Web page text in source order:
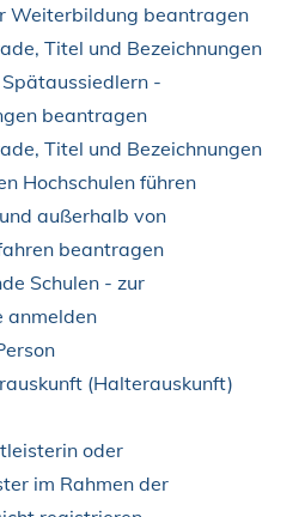
Weiterbildung beantragen
Titel und Bezeichnungen
-
beantragen
Titel und Bezeichnungen
Hochschulen führen
außerhalb von
beantragen
Schulen - zur
anmelden
(Halterauskunft)
oder
im Rahmen der